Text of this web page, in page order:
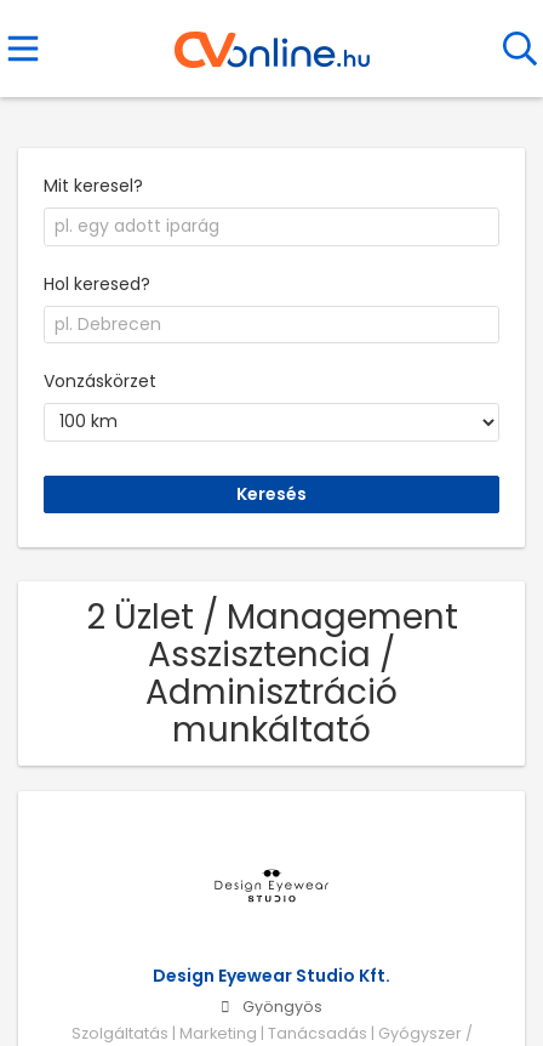
Mit keresel?
Hol keresed?
Vonzáskörzet
2 Üzlet / Management
Asszisztencia /
Adminisztráció
munkáltató
Design Eyewear Studio Kft.
Gyöngyös
Szolgáltatás | Marketing | Tanácsadás | Gyógyszer /